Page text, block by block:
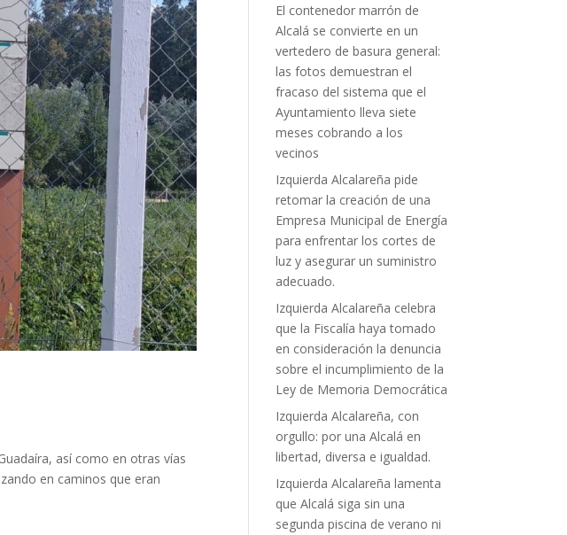
así como en otras vías
en caminos que eran
El contenedor marrón de
Alcalá se convierte en un
vertedero de basura general:
las fotos demuestran el
fracaso del sistema que el
Ayuntamiento lleva siete
meses cobrando a los
vecinos
Izquierda Alcalareña pide
retomar la creación de una
Empresa Municipal de Energía
para enfrentar los cortes de
luz y asegurar un suministro
adecuado.
Izquierda Alcalareña celebra
que la Fiscalía haya tomado
en consideración la denuncia
sobre el incumplimiento de la
Ley de Memoria Democrática
Izquierda Alcalareña, con
orgullo: por una Alcalá en
libertad, diversa e igualdad.
Izquierda Alcalareña lamenta
que Alcalá siga sin una
segunda piscina de verano ni